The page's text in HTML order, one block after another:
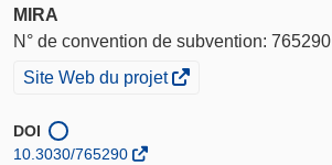
MIRA
N° de convention de subvention: 765290
(s’ouvre
nouvelle
fenêtre)
Site Web du projet
DOI
10.3030/765290